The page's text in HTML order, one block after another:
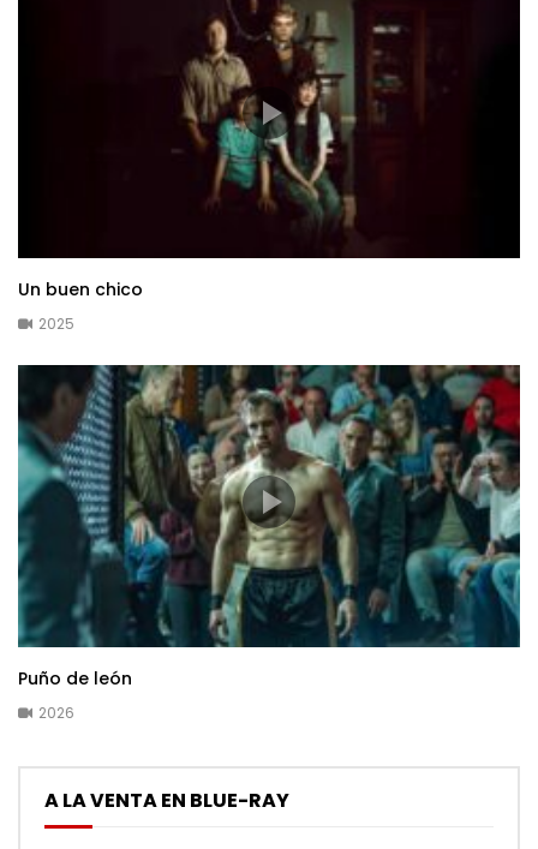
Un buen chico
2025
Puño de león
2026
A LA VENTA EN BLUE-RAY